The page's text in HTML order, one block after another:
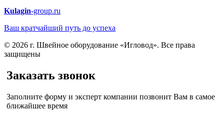
Kulagin-group.ru
Ваш кратчайший путь до успеха
© 2026 г. Швейное оборудование «Игловод». Все права
защищены
Заказать звонок
Заполните форму и эксперт компании позвонит Вам в самое
ближайшее время